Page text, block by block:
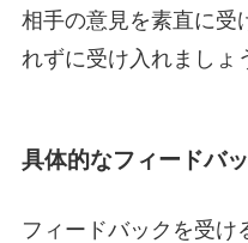
相手の意見を素直に受
れずに受け入れましょ
具体的なフィードバ
フィードバックを受け